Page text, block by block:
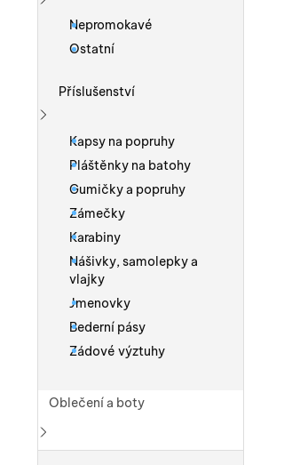
Zobrazit více
Nepromokavé
Ostatní
Příslušenství
Kapsy na popruhy
Pláštěnky na batohy
Gumičky a popruhy
Zámečky
Karabiny
Nášivky, samolepky a
vlajky
Jmenovky
Bederní pásy
Zádové výztuhy
Oblečení a boty